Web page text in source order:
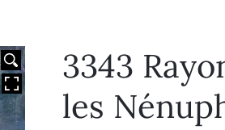
3343
les